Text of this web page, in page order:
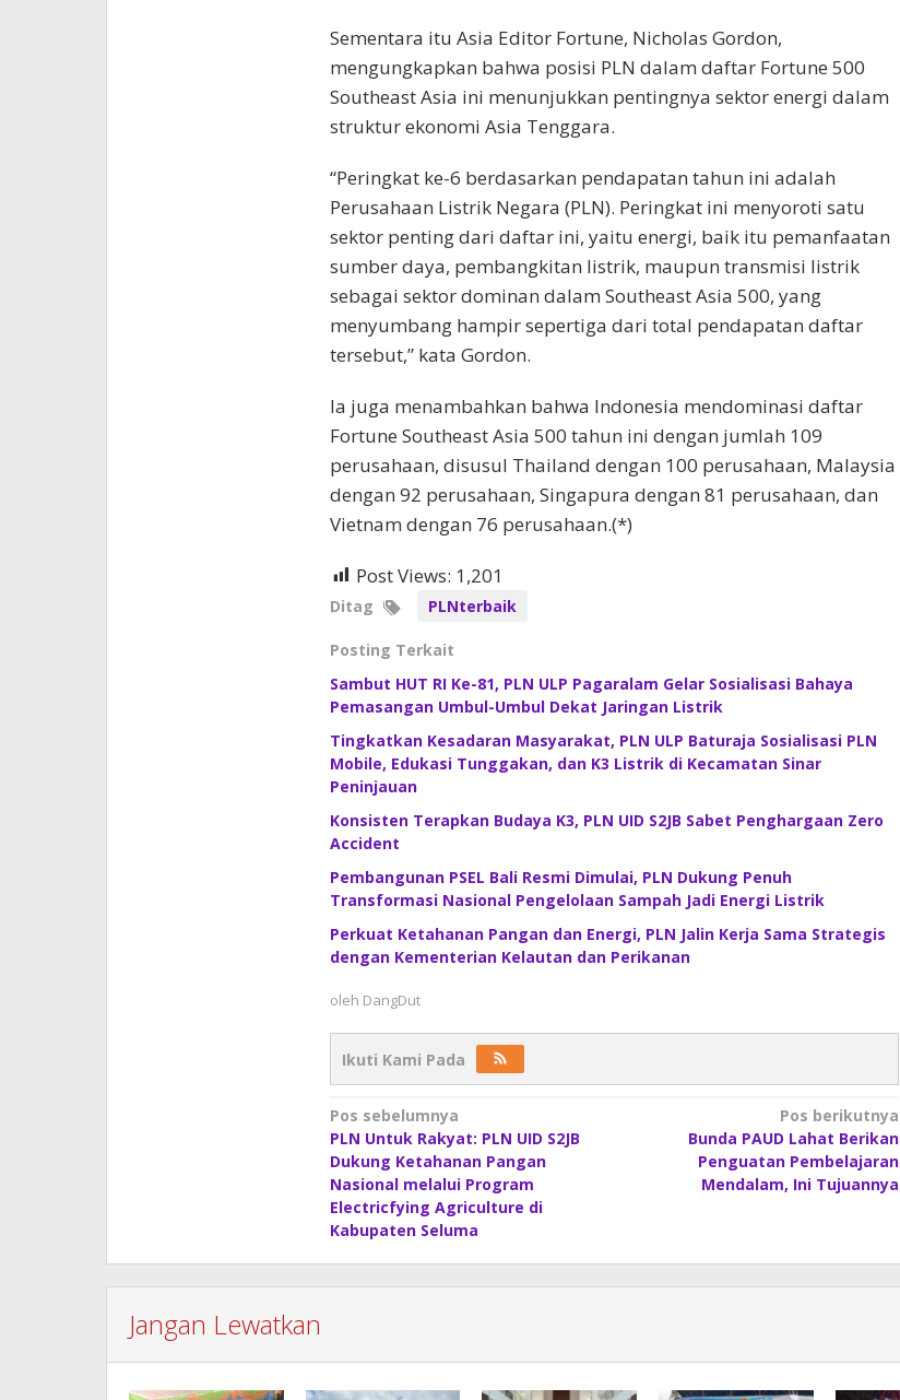
Sementara itu Asia Editor Fortune, Nicholas Gordon,
mengungkapkan bahwa posisi PLN dalam daftar Fortune 500
Southeast Asia ini menunjukkan pentingnya sektor energi dalam
struktur ekonomi Asia Tenggara.
“Peringkat ke-6 berdasarkan pendapatan tahun ini adalah
Perusahaan Listrik Negara (PLN). Peringkat ini menyoroti satu
sektor penting dari daftar ini, yaitu energi, baik itu pemanfaatan
sumber daya, pembangkitan listrik, maupun transmisi listrik
sebagai sektor dominan dalam Southeast Asia 500, yang
menyumbang hampir sepertiga dari total pendapatan daftar
tersebut,” kata Gordon.
Ia juga menambahkan bahwa Indonesia mendominasi daftar
Fortune Southeast Asia 500 tahun ini dengan jumlah 109
perusahaan, disusul Thailand dengan 100 perusahaan, Malaysia
dengan 92 perusahaan, Singapura dengan 81 perusahaan, dan
Vietnam dengan 76 perusahaan.(*)
Post Views: 1,201
Ditag PLNterbaik
Posting Terkait
Sambut HUT RI Ke-81, PLN ULP Pagaralam Gelar Sosialisasi Bahaya
Pemasangan Umbul-Umbul Dekat Jaringan Listrik
Tingkatkan Kesadaran Masyarakat, PLN ULP Baturaja Sosialisasi PLN
Mobile, Edukasi Tunggakan, dan K3 Listrik di Kecamatan Sinar
Peninjauan
Konsisten Terapkan Budaya K3, PLN UID S2JB Sabet Penghargaan Zero
Accident
Pembangunan PSEL Bali Resmi Dimulai, PLN Dukung Penuh
Transformasi Nasional Pengelolaan Sampah Jadi Energi Listrik
Perkuat Ketahanan Pangan dan Energi, PLN Jalin Kerja Sama Strategis
dengan Kementerian Kelautan dan Perikanan
oleh DangDut
Ikuti Kami Pada
Navigasi
pos
Pos sebelumnya
PLN Untuk Rakyat: PLN UID S2JB
Dukung Ketahanan Pangan
Nasional melalui Program
Electricfying Agriculture di
Kabupaten Seluma
Pos berikutnya
Bunda PAUD Lahat Berikan
Penguatan Pembelajaran
Mendalam, Ini Tujuannya
Jangan Lewatkan